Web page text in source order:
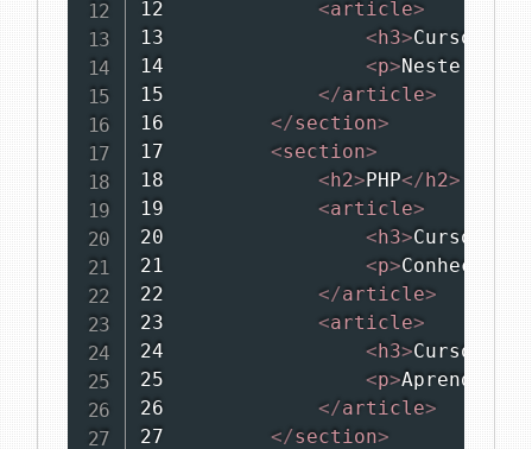
12 <article>
13 <h3>Curso de
14 <p>Neste
15 </article>
16 </section>
17 <section>
18 <h2>PHP</h2>
19 <article>
20 <h3>Curso
21 <p>Conheça a
22 </article>
23 <article>
24 <h3>Curso de
25 <p>Aprenda a
26 </article>
27 </section>